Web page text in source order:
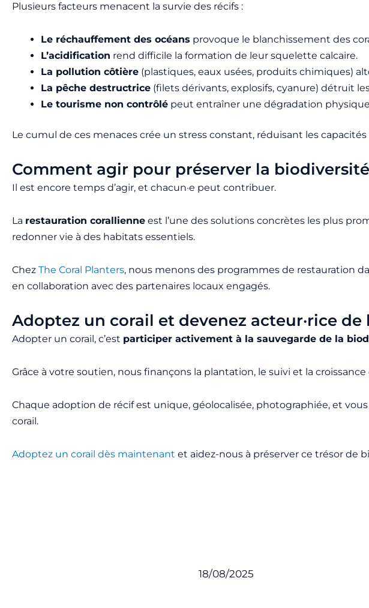
Plusieurs facteurs menacent la survie des récifs :
Le réchauffement des océans provoque le blanchissement des
L’acidification rend difficile la formation de leur squelette calcaire.
La pollution côtière (plastiques, eaux usées, produits chimiques)
La pêche destructrice (filets dérivants, explosifs, cyanure) détruit
Le tourisme non contrôlé peut entraîner une dégradation
Le cumul de ces menaces crée un stress constant, réduisant les
Comment agir pour préserver la
Il est encore temps d’agir, et chacun·e peut contribuer.
La restauration corallienne est l’une des solutions concrètes les plus
redonner vie à des habitats essentiels.
Chez The Coral Planters, nous menons des programmes de restauration
en collaboration avec des partenaires locaux engagés.
Adoptez un corail et devenez acteur·rice
Adopter un corail, c’est participer activement à la sauvegarde de la
Grâce à votre soutien, nous finançons la plantation, le suivi et la
Chaque adoption de récif est unique, géolocalisée, photographiée, et
corail.
Adoptez un corail dès maintenant et aidez-nous à préserver ce trésor de
18/08/2025